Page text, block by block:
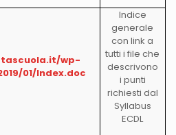
wp-
01/Index.doc
Indice
generale
con link a
tutti i file che
descrivono
i punti
richiesti dal
Syllabus
ECDL